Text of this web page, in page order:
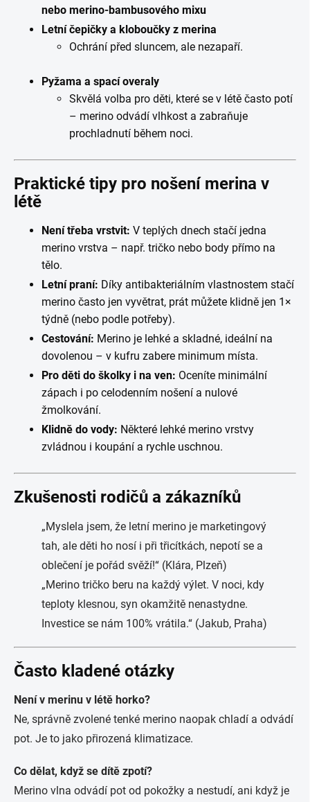
nebo merino-bambusového mixu
Letní čepičky a kloboučky z merina
Ochrání před sluncem, ale nezapaří.
Pyžama a spací overaly
Skvělá volba pro děti, které se v létě často potí
– merino odvádí vlhkost a zabraňuje
prochladnutí během noci.
Praktické tipy pro nošení merina v
létě
Není třeba vrstvit: V teplých dnech stačí jedna
merino vrstva – např. tričko nebo body přímo na
tělo.
Letní praní: Díky antibakteriálním vlastnostem stačí
merino často jen vyvětrat, prát můžete klidně jen 1×
týdně (nebo podle potřeby).
Cestování: Merino je lehké a skladné, ideální na
dovolenou – v kufru zabere minimum místa.
Pro děti do školky i na ven: Oceníte minimální
zápach i po celodenním nošení a nulové
žmolkování.
Klidně do vody: Některé lehké merino vrstvy
zvládnou i koupání a rychle uschnou.
Zkušenosti rodičů a zákazníků
„Myslela jsem, že letní merino je marketingový
tah, ale děti ho nosí i při třicítkách, nepotí se a
oblečení je pořád svěží!“ (Klára, Plzeň)
„Merino tričko beru na každý výlet. V noci, kdy
teploty klesnou, syn okamžitě nenastydne.
Investice se nám 100% vrátila.“ (Jakub, Praha)
Často kladené otázky
Není v merinu v létě horko?
Ne, správně zvolené tenké merino naopak chladí a odvádí
pot. Je to jako přirozená klimatizace.
Co dělat, když se dítě zpotí?
Merino vlna odvádí pot od pokožky a nestudí, ani když je